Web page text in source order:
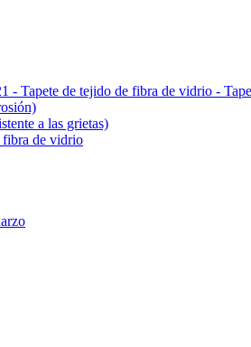
- Tapete de tejido de fibra de vidrio -
a las grietas)
fibra de vidrio